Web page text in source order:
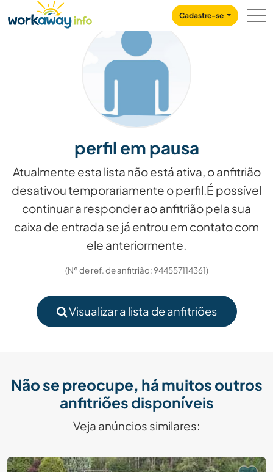
CONTENT
MAIN NAVIGATION
Cadastre-se
perfil em pausa
Atualmente esta lista não está ativa, o anfitrião
desativou temporariamente o perfil.É possível
continuar a responder ao anfitrião pela sua
caixa de entrada se já entrou em contato com
ele anteriormente.
(Nº de ref. de anfitrião: 944557114361)
Visualizar a lista de anfitriões
Não se preocupe, há muitos outros
anfitriões disponíveis
Veja anúncios similares: